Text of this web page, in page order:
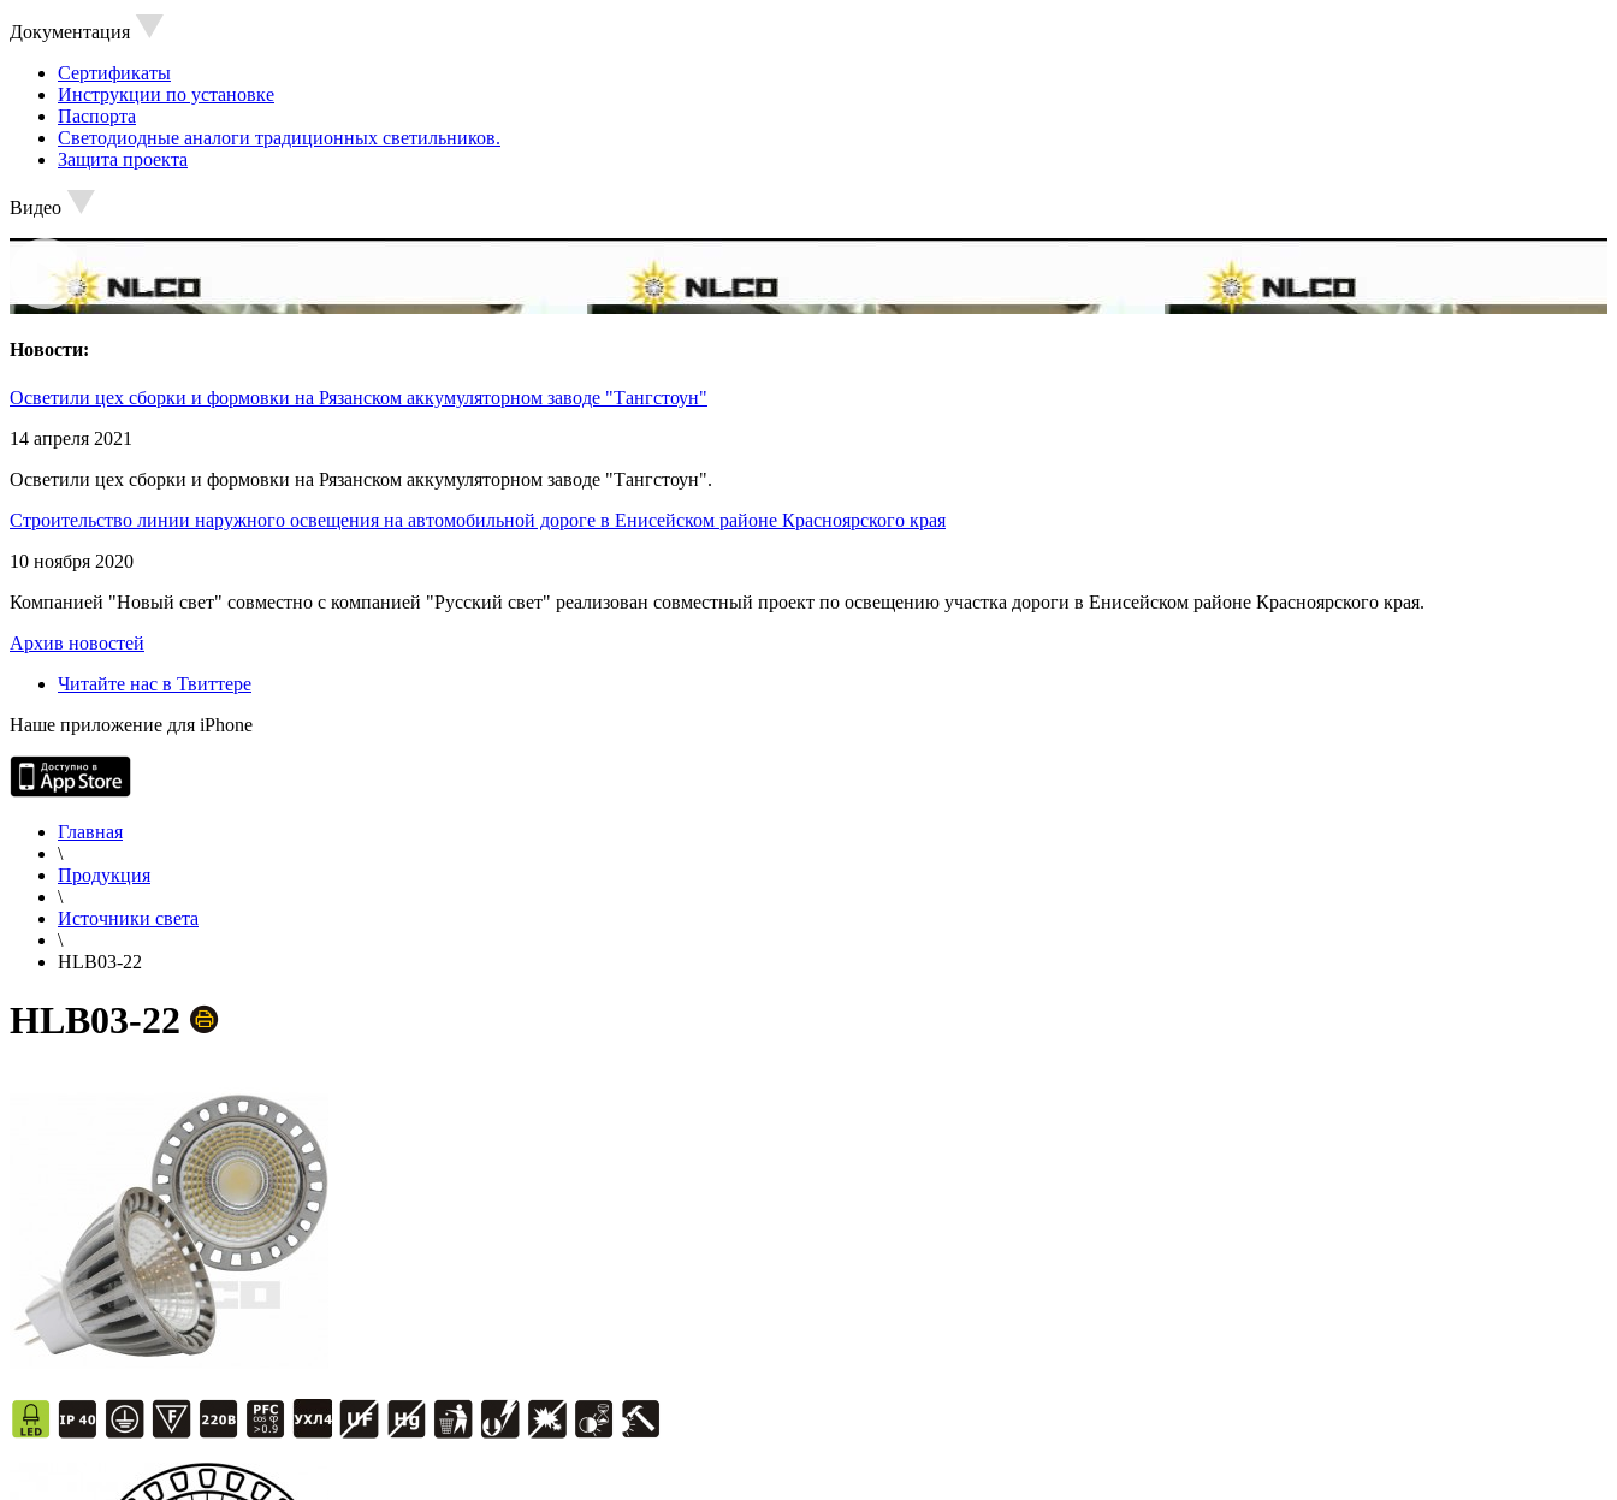
Документация
Сертификаты
Инструкции по установке
Паспорта
Светодиодные аналоги традиционных светильников.
Защита проекта
Видео
Новости:
Осветили цех сборки и формовки на Рязанском аккумуляторном заводе "Тангстоун"
14 апреля 2021
Осветили цех сборки и формовки на Рязанском аккумуляторном заводе "Тангстоун".
Строительство линии наружного освещения на автомобильной дороге в Енисейском районе Красноярского края
10 ноября 2020
Компанией "Новый свет" совместно с компанией "Русский свет" реализован совместный проект по освещению участка дороги в Енисейском районе Красноярского края.
Архив новостей
Читайте нас в Твиттере
Наше приложение для iPhone
Главная
\
Продукция
\
Источники света
\
HLB03-22
HLB03-22